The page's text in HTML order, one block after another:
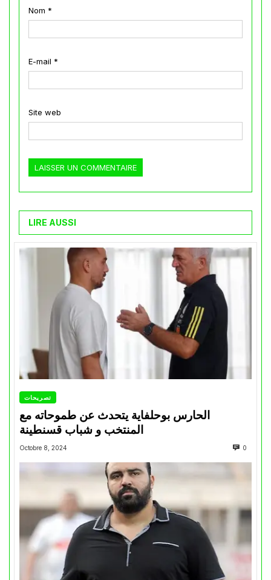
Nom *
E-mail *
Site web
LIRE AUSSI
تصريحات
الحارس بوحلفاية يتحدث عن طموحاته مع
المنتخب و شباب قسنطينة
Octobre 8, 2024 0